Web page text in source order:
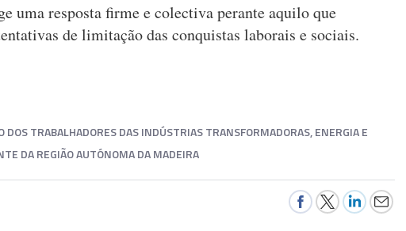
uma resposta firme e colectiva perante aquilo que
de limitação das conquistas laborais e sociais.
DOS TRABALHADORES DAS INDÚSTRIAS TRANSFORMADORAS, ENERGIA E
DA REGIÃO AUTÓNOMA DA MADEIRA